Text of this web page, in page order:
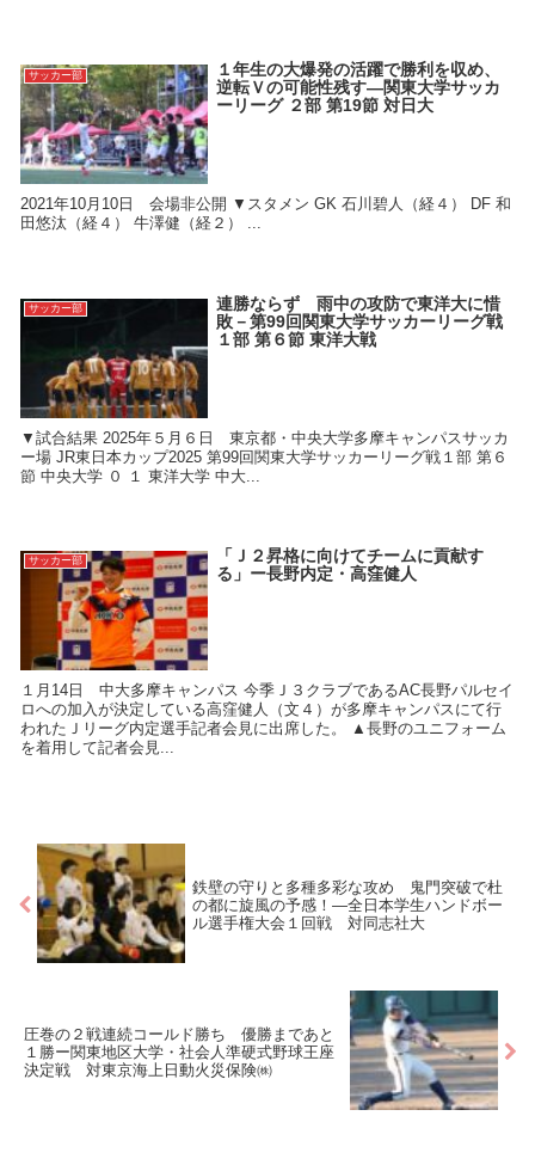
サッカー部
１年生の大爆発の活躍で勝利を収め、
逆転Ｖの可能性残す―関東大学サッカ
ーリーグ ２部 第19節 対日大
2021年10月10日 会場非公開 ▼スタメン GK 石川碧人（経４） DF 和
田悠汰（経４） 牛澤健（経２） ...
サッカー部
連勝ならず 雨中の攻防で東洋大に惜
敗－第99回関東大学サッカーリーグ戦
１部 第６節 東洋大戦
▼試合結果 2025年５月６日 東京都・中央大学多摩キャンパスサッカ
ー場 JR東日本カップ2025 第99回関東大学サッカーリーグ戦１部 第６
節 中央大学 ０ １ 東洋大学 中大...
サッカー部
「Ｊ２昇格に向けてチームに貢献す
る」ー長野内定・高窪健人
１月14日 中大多摩キャンパス 今季Ｊ３クラブであるAC長野パルセイ
ロへの加入が決定している高窪健人（文４）が多摩キャンパスにて行
われたＪリーグ内定選手記者会見に出席した。 ▲長野のユニフォーム
を着用して記者会見...
鉄壁の守りと多種多彩な攻め 鬼門突破で杜
の都に旋風の予感！―全日本学生ハンドボー
ル選手権大会１回戦 対同志社大
圧巻の２戦連続コールド勝ち 優勝まであと
１勝ー関東地区大学・社会人準硬式野球王座
決定戦 対東京海上日動火災保険㈱